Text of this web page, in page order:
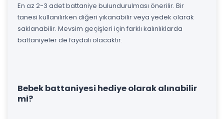
En az 2-3 adet battaniye bulundurulması önerilir. Bir
tanesi kullanılırken diğeri yıkanabilir veya yedek olarak
saklanabilir. Mevsim geçişleri için farklı kalınlıklarda
battaniyeler de faydalı olacaktır.
Bebek battaniyesi hediye olarak alınabilir
mi?